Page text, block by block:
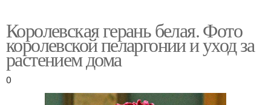
Королевская герань белая. Фото
королевской пеларгонии и уход за
растением дома
0